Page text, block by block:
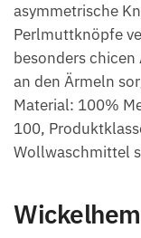
asymmetrische
Perlmuttknöpfe
besonders
an den Ärmeln
Material: 100%
100,
Wollwaschmittel